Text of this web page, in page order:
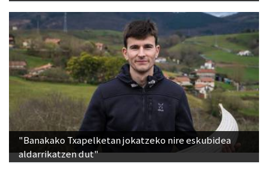
"Banakako Txapelketan jokatzeko nire eskubidea
aldarrikatzen dut"